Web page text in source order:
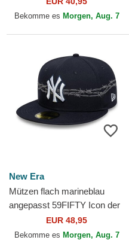
Dodgers MLB von New Era
Bekomme es Morgen, Aug. 7
New Era
Mützen flach marineblau
angepasst 59FIFTY Icon der
New York Yankees MLB von
New Era
EUR 48,95
Bekomme es Morgen, Aug. 7